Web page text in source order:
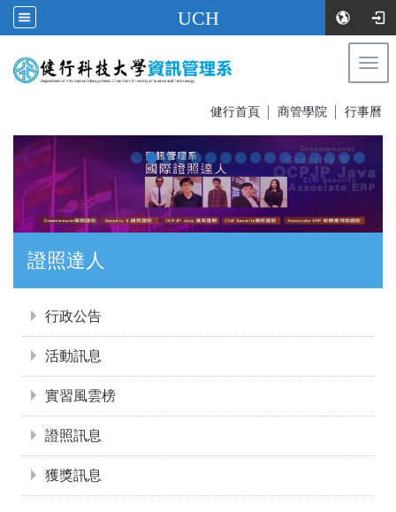
UCH
健行首頁 商管學院 行事曆
證照達人
行政公告
活動訊息
實習風雲榜
證照訊息
獲獎訊息